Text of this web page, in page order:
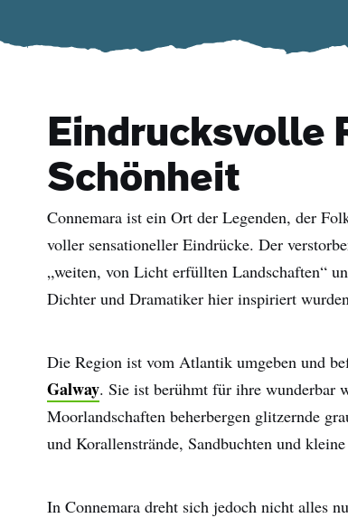
Eindrucksvolle
Schönheit
Connemara ist ein Ort der Legenden, der
voller sensationeller Eindrücke. Der
„weiten, von Licht erfüllten Landschaften“
Dichter und Dramatiker hier inspiriert
Die Region ist vom Atlantik umgeben und
Galway. Sie ist berühmt für ihre wunderbar
Moorlandschaften beherbergen glitzernde
und Korallenstrände, Sandbuchten und
In Connemara dreht sich jedoch nicht alles